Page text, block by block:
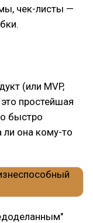
чек-листы —
(или MVP,
простейшая
быстро
ли она кому-то